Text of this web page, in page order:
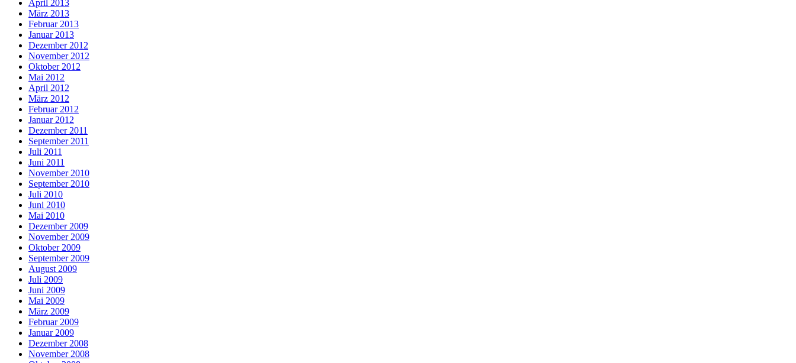
April 2013
März 2013
Februar 2013
Januar 2013
Dezember 2012
November 2012
Oktober 2012
Mai 2012
April 2012
März 2012
Februar 2012
Januar 2012
Dezember 2011
September 2011
Juli 2011
Juni 2011
November 2010
September 2010
Juli 2010
Juni 2010
Mai 2010
Dezember 2009
November 2009
Oktober 2009
September 2009
August 2009
Juli 2009
Juni 2009
Mai 2009
März 2009
Februar 2009
Januar 2009
Dezember 2008
November 2008